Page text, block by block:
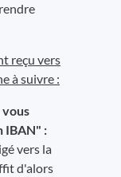
reçu vers
à suivre :
vous
IBAN" :
vers la
d'alors